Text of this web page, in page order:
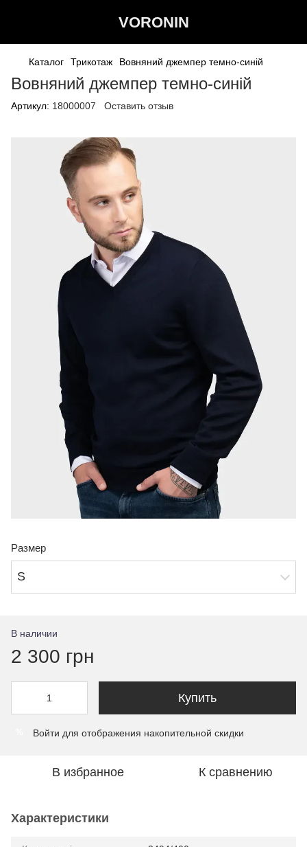
VORONIN
Каталог Трикотаж Вовняний джемпер темно-синій
Вовняний джемпер темно-синій
Артикул: 18000007 Оставить отзыв
Размер
S
В наличии
2 300 грн
Купить
Войти для отображения накопительной скидки
В избранное К сравнению
Характеристики